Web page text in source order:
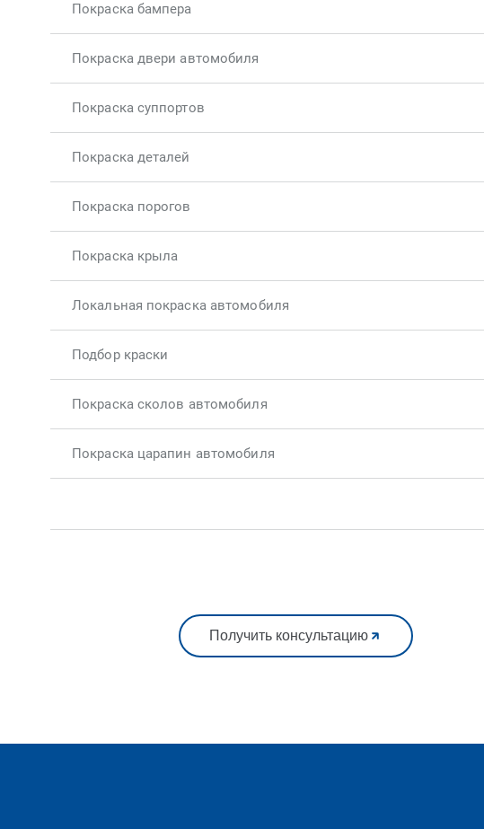
Покраска бампера
Покраска двери автомобиля
Покраска суппортов
Покраска деталей
Покраска порогов
Покраска крыла
Локальная покраска автомобиля
Подбор краски
Покраска сколов автомобиля
Покраска царапин автомобиля
Получить консультацию